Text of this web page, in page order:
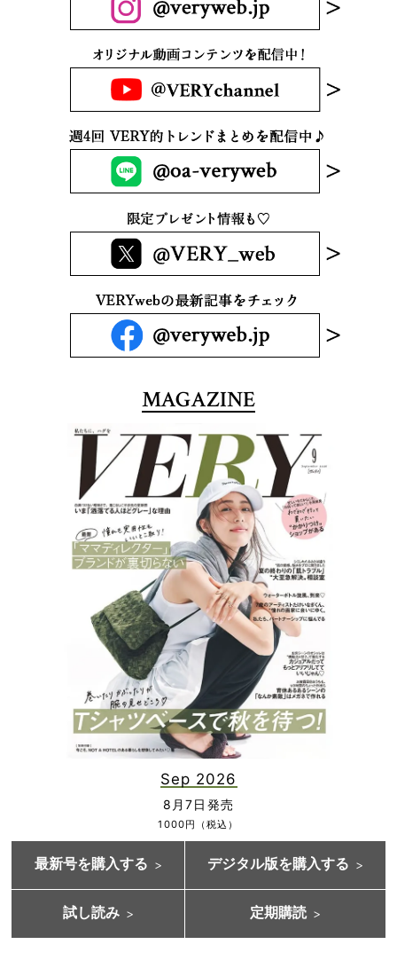
MAGAZINE
Sep 2026
8月7日発売
1000円（税込）
最新号を購入する デジタル版を購入する
試し読み 定期購読